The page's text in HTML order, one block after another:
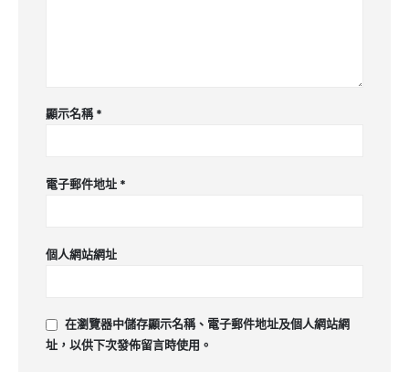
顯示名稱*
電子郵件地址 *
個人網站網址
在瀏覽器中儲存顯示名稱、電子郵件地址及個人網站網
址，以供下次發佈留言時使用。